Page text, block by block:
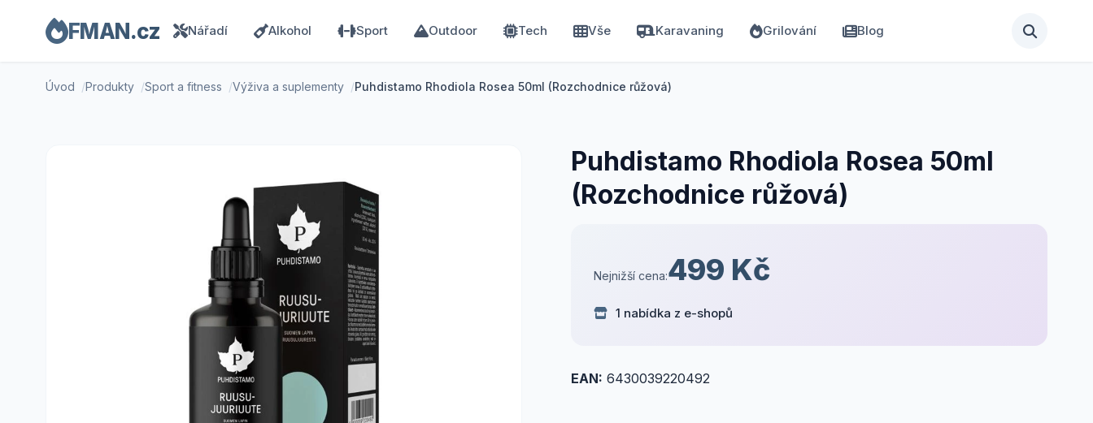
FMAN.cz Nářadí Alkohol Sport Outdoor Tech Vše Karavaning Grilování Blog
Úvod Produkty Sport a fitness Výživa a suplementy Puhdistamo Rhodiola Rosea 50ml (Rozchodnice růžová)
Puhdistamo Rhodiola Rosea 50ml
(Rozchodnice růžová)
Nejnižší cena:499 Kč
1 nabídka z e-shopů
EAN: 6430039220492